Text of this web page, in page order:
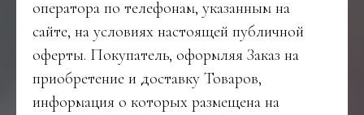
оператора по телефонам, указанным на
сайте, на условиях настоящей публичной
оферты. Покупатель, оформляя Заказ на
приобретение и доставку Товаров,
информация о которых размещена на